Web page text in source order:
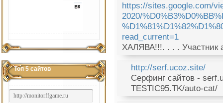
Топ 5 сайтов
https://sites.google.com/
2020/
read_current=1
ХАЛЯВА!!!. . . . Участник
http://serf.ucoz.site/
Серфинг сайтов -
TESTIC95.TK/auto-cat/